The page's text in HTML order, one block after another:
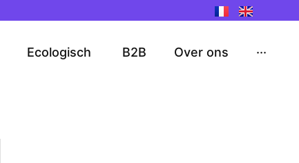
Ecologisch B2B Over ons ···